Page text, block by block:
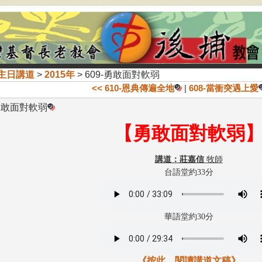
日講道> 2015年> 609-勇敢面對軟弱
<< 610-恩典傳遍全地
| 608-當衝突遇上愛
面對軟弱
【勇敢面對軟弱
講道：莊嘉信 牧師
台語堂約33分
華語堂約30分